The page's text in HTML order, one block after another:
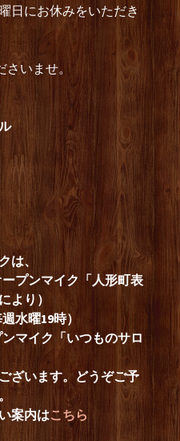
日にお休みをいただき
いませ。
は、
プンマイク「人形町表
より）
水曜19時）
マイク「いつものサロ
ざいます。どうぞご予
案内はこちら